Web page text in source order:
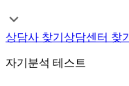
상담사 찾기 상담센터 찾기
자기분석 테스트